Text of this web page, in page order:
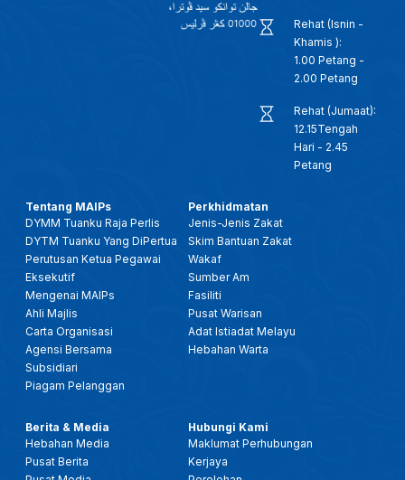
Rehat (Isnin -
Khamis ):
1.00 Petang -
2.00 Petang
Rehat (Jumaat):
12.15Tengah
Hari - 2.45
Petang
Tentang MAIPs
DYMM Tuanku Raja Perlis
DYTM Tuanku Yang DiPertua
Perutusan Ketua Pegawai
Eksekutif
Mengenai MAIPs
Ahli Majlis
Carta Organisasi
Agensi Bersama
Subsidiari
Piagam Pelanggan
Perkhidmatan
Jenis-Jenis Zakat
Skim Bantuan Zakat
Wakaf
Sumber Am
Fasiliti
Pusat Warisan
Adat Istiadat Melayu
Hebahan Warta
Berita & Media
Hebahan Media
Pusat Berita
Hubungi Kami
Maklumat Perhubungan
Kerjaya